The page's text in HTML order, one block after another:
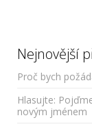
Nejnovější
Proč bych
Hlasujte:
novým jménem